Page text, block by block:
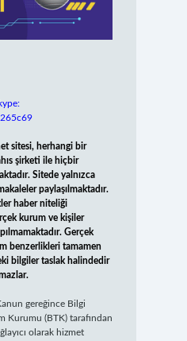
sitesi, herhangi bir
şirketi ile hiçbir
Sitede yalnızca
paylaşılmaktadır.
haber niteliği
kurum ve kişiler
Gerçek
benzerlikleri tamamen
bilgiler taslak halindedir
gereğince Bilgi
Kurumu (BTK) tarafından
olarak hizmet